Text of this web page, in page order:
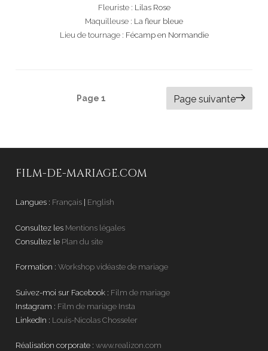
Fleuriste : Lilas Rose
Maquilleuse : La fleur bleue
Lieu de tournage : Fécamp en Normandie
NAVIGATIONPage 1 Page suivante
FILM-DE-MARIAGE.COM
Langues : Français English
Consultez les Mentions légales
Consultez le Plan du site
Formation : Workshop vidéaste de mariage
Suivez-moi sur Facebook : Film de mariage
Instagram : Film de mariage Insta
LinkedIn : Louis-Nicolas Chosseler
Réalisation corporate : www.realizon.com